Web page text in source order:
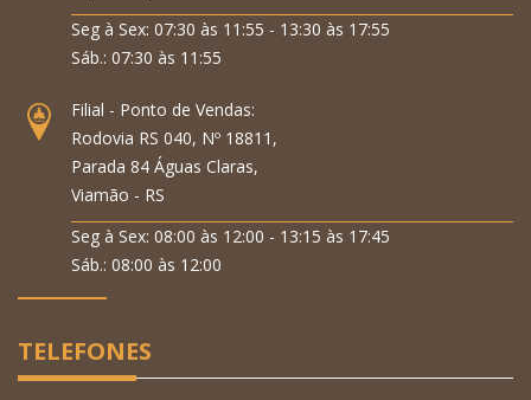
Seg à Sex: 07:30 às 11:55 - 13:30 às 17:55
Sáb.: 07:30 às 11:55
Filial - Ponto de Vendas:
Rodovia RS 040, Nº 18811,
Parada 84 Águas Claras,
Viamão - RS
Seg à Sex: 08:00 às 12:00 - 13:15 às 17:45
Sáb.: 08:00 às 12:00
TELEFONES